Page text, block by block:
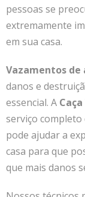
pessoas se
extremamente
em sua casa.
Vazamentos de
danos e
essencial. A
serviço completo
pode ajudar a
casa para que
que mais danos